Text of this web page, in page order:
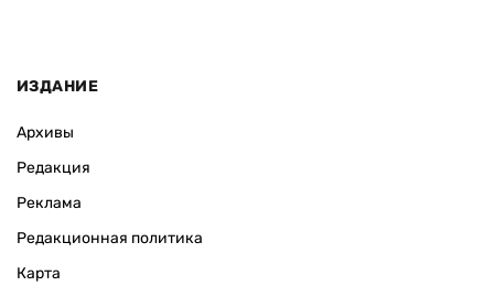
ИЗДАНИЕ
Архивы
Редакция
Реклама
Редакционная политика
Карта